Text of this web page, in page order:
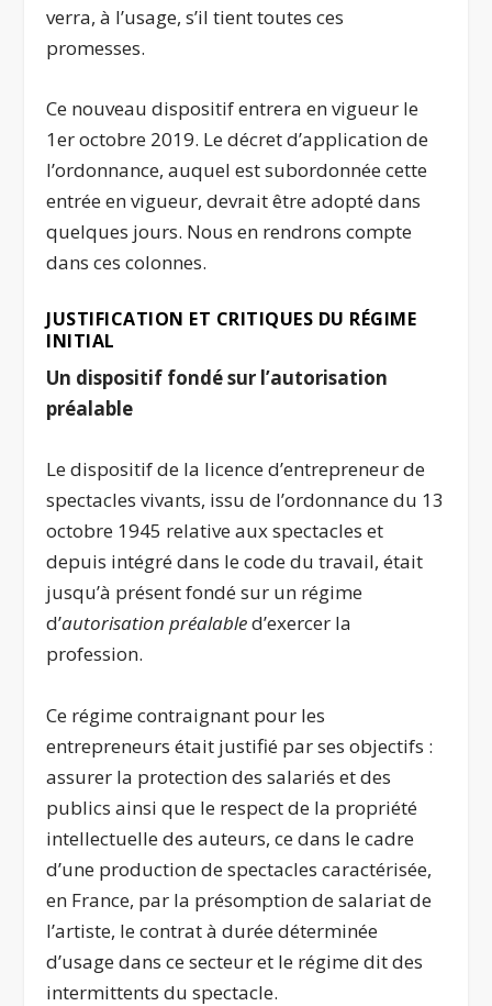
verra, à l’usage, s’il tient toutes ces
promesses.
Ce nouveau dispositif entrera en vigueur le
1eroctobre 2019. Le décret d’application de
l’ordonnance, auquel est subordonnée cette
entrée en vigueur, devrait être adopté dans
quelques jours. Nous en rendrons compte
dans ces colonnes.
JUSTIFICATION ET CRITIQUES DU RÉGIME
INITIAL
Un dispositif fondé sur l’autorisation
préalable
Le dispositif de la licence d’entrepreneur de
spectacles vivants, issu de l’ordonnance du 13
octobre 1945 relative aux spectacles et
depuis intégré dans le code du travail, était
jusqu’à présent fondé sur un régime
d’autorisation préalabled’exercer la
profession.
Ce régime contraignant pour les
entrepreneurs était justifié par ses objectifs :
assurer la protection des salariés et des
publics ainsi que le respect de la propriété
intellectuelle des auteurs, ce dans le cadre
d’une production de spectacles caractérisée,
en France, par la présomption de salariat de
l’artiste, le contrat à durée déterminée
d’usage dans ce secteur et le régime dit des
intermittents du spectacle.